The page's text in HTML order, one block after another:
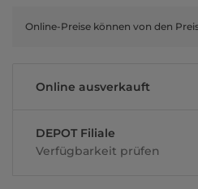
Online ausverkauft
DEPOT Filiale
Verfügbarkeit prüfen